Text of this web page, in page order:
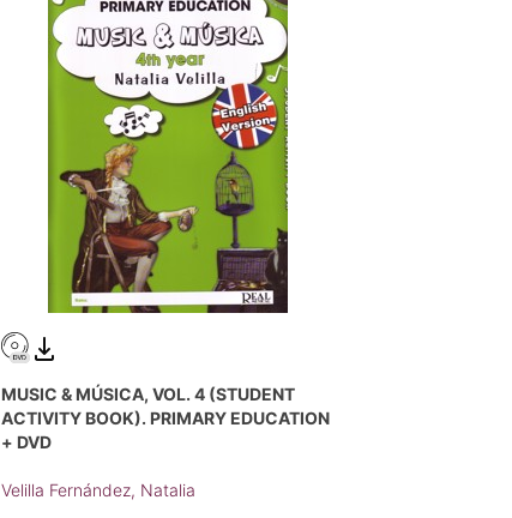
MUSIC & MÚSICA, VOL. 4 (STUDENT
ACTIVITY BOOK). PRIMARY EDUCATION
+ DVD
Velilla Fernández, Natalia